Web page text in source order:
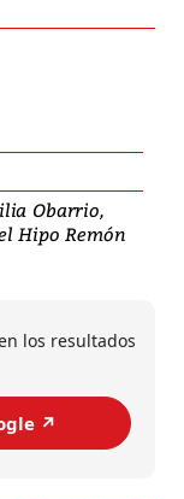
Obarrio,
Hipo Remón
los resultados
↗️